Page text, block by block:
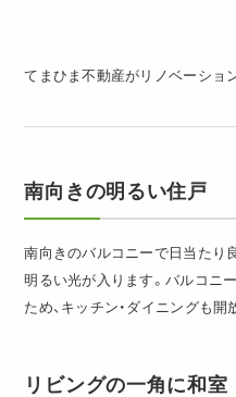
てまひま不動産がリノベーショ
南向きの明るい住戸
南向きのバルコニーで日当たり
明るい光が入ります。バルコニ
ため、キッチン・ダイニングも
リビングの一角に和室